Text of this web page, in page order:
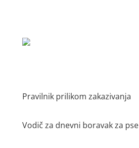
Pravilnik prilikom zakazivanja
Vodič za dnevni boravak za pse